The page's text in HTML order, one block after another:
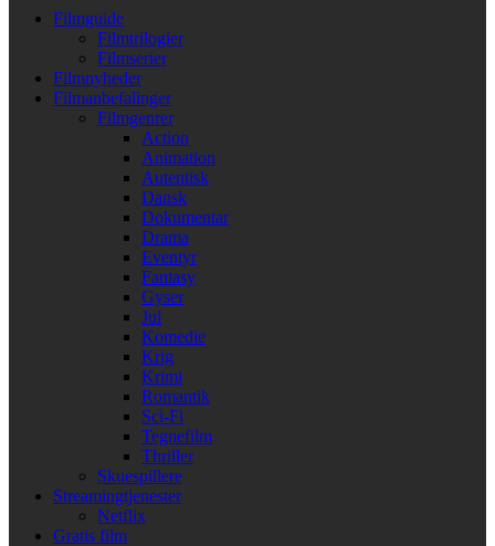
Filmguide
Filmtrilogier
Filmserier
Filmnyheder
Filmanbefalinger
Filmgenrer
Action
Animation
Autentisk
Dansk
Dokumentar
Drama
Eventyr
Fantasy
Gyser
Jul
Komedie
Krig
Krimi
Romantik
Sci-Fi
Tegnefilm
Thriller
Skuespillere
Streamingtjenester
Netflix
Gratis film